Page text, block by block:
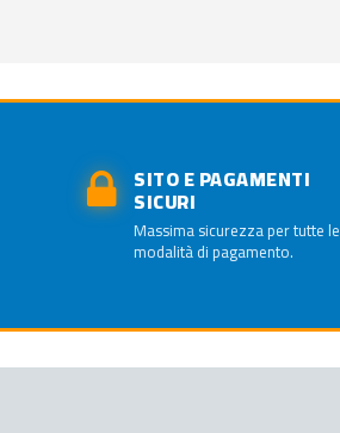
SITO E PAGAMENTI
SICURI
Massima sicurezza per tutte le
modalità di pagamento.